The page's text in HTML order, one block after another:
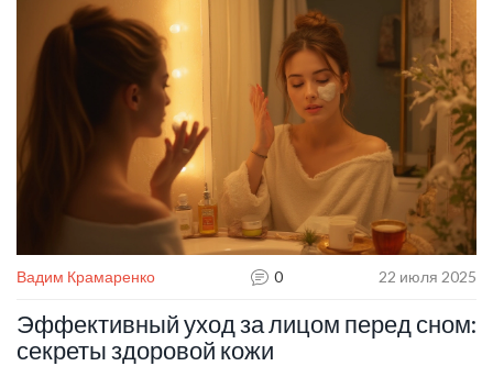
Вадим Крамаренко 0 22 июля 2025
Эффективный уход за лицом перед сном:
секреты здоровой кожи